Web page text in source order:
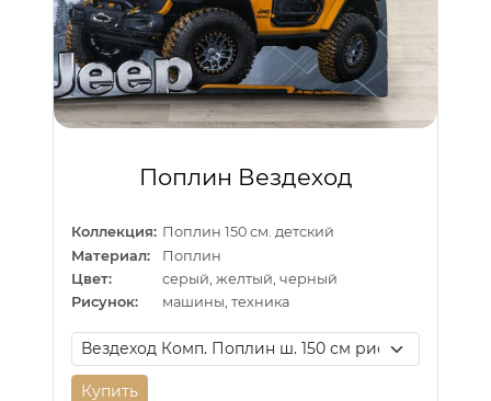
Поплин Вездеход
Коллекция: Поплин 150 см. детский
Материал:
Поплин
Цвет:
серый, желтый, черный
Рисунок:
машины, техника
Купить